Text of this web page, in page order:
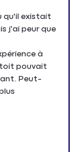
qu'il existait
j'ai peur que
à
toit pouvait
Peut-